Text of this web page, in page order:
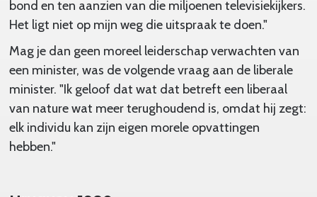
bond en ten aanzien van die miljoenen televisiekijkers.
Het ligt niet op mijn weg die uitspraak te doen."
Mag je dan geen moreel leiderschap verwachten van
een minister, was de volgende vraag aan de liberale
minister. "Ik geloof dat wat dat betreft een liberaal
van nature wat meer terughoudend is, omdat hij zegt:
elk individu kan zijn eigen morele opvattingen
hebben."